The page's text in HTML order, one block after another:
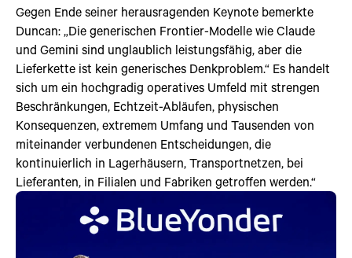
Gegen Ende seiner herausragenden Keynote bemerkte
Duncan: „Die generischen Frontier-Modelle wie Claude
und Gemini sind unglaublich leistungsfähig, aber die
Lieferkette ist kein generisches Denkproblem.“ Es handelt
sich um ein hochgradig operatives Umfeld mit strengen
Beschränkungen, Echtzeit-Abläufen, physischen
Konsequenzen, extremem Umfang und Tausenden von
miteinander verbundenen Entscheidungen, die
kontinuierlich in Lagerhäusern, Transportnetzen, bei
Lieferanten, in Filialen und Fabriken getroffen werden.“